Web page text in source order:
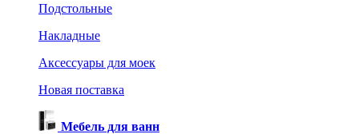
Подстольные
Накладные
Аксессуары для моек
Новая поставка
Мебель для ванн